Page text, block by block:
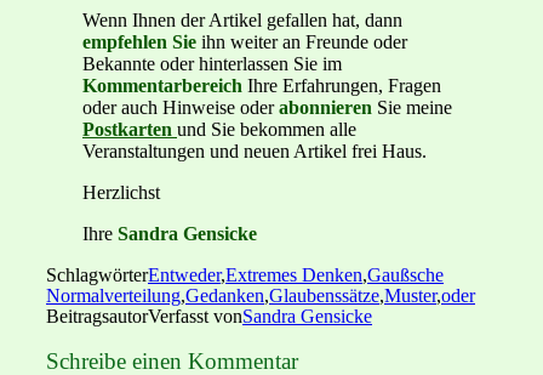
Wenn Ihnen der Artikel gefallen hat, dann
empfehlen Sie ihn weiter an Freunde oder
Bekannte oder hinterlassen Sie im
Kommentarbereich Ihre Erfahrungen, Fragen
oder auch Hinweise oderabonnieren Sie meine
Postkarten und Sie bekommen alle
Veranstaltungen und neuen Artikel frei Haus.
Herzlichst
Ihre Sandra Gensicke
SchlagwörterEntweder,Extremes Denken,Gaußsche
Normalverteilung,Gedanken,Glaubenssätze,Muster,oder
BeitragsautorVerfasst vonSandra Gensicke
Schreibe einen Kommentar